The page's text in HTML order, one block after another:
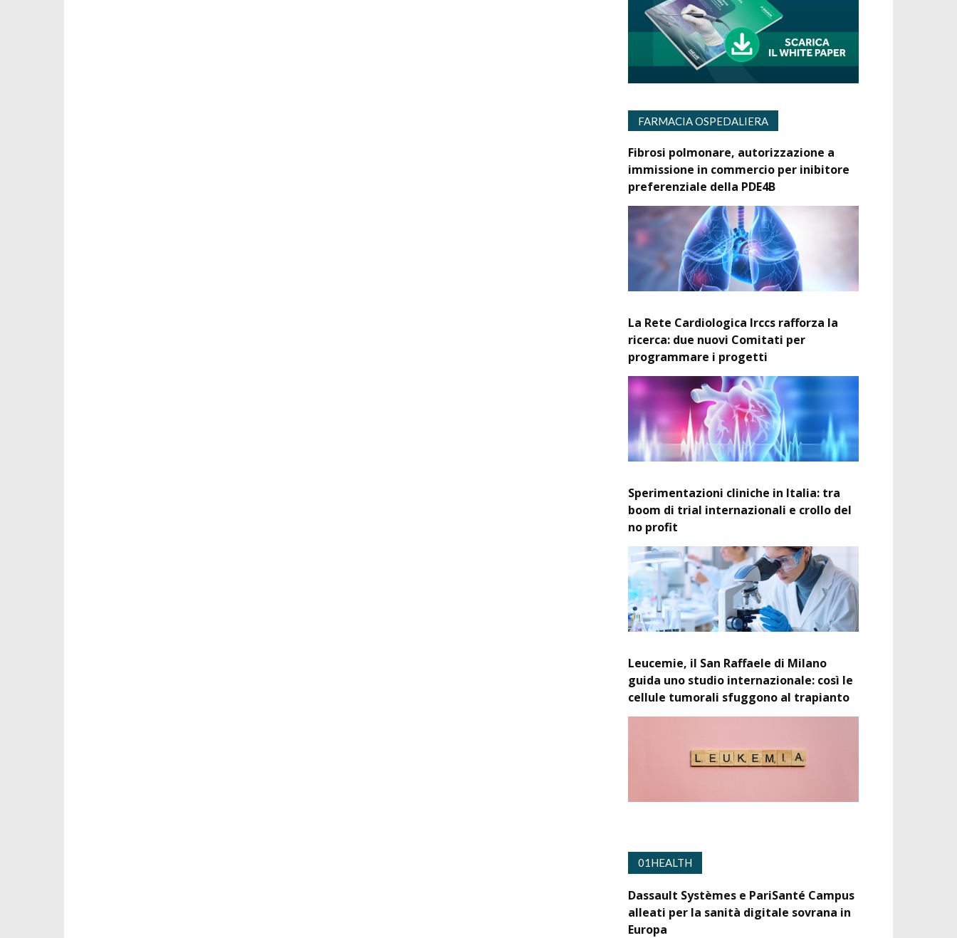
FARMACIA OSPEDALIERA
Fibrosi polmonare, autorizzazione a
immissione in commercio per inibitore
preferenziale della PDE4B
La Rete Cardiologica Irccs rafforza la
ricerca: due nuovi Comitati per
programmare i progetti
Sperimentazioni cliniche in Italia: tra
boom di trial internazionali e crollo del
no profit
Leucemie, il San Raffaele di Milano
guida uno studio internazionale: così le
cellule tumorali sfuggono al trapianto
01HEALTH
Dassault Systèmes e PariSanté Campus
alleati per la sanità digitale sovrana in
Europa